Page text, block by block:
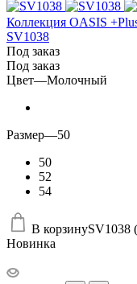
Коллекция OASIS
SV1038
Под заказ
Под заказ
Цвет—Молочный
Размер—50
50
52
54
В корзинуSV1038
Новинка